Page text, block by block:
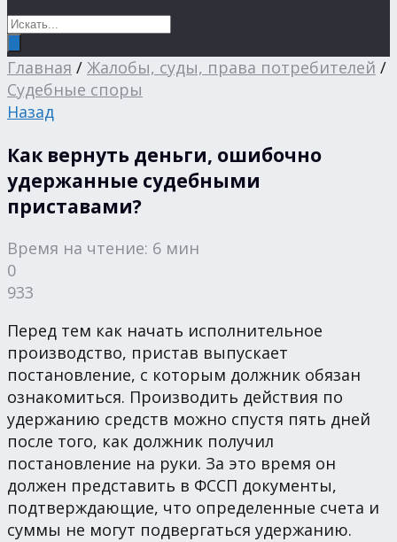
Главная / Жалобы, суды, права потребителей /
Судебные споры
Назад
Как вернуть деньги, ошибочно
удержанные судебными
приставами?
Время на чтение: 6 мин
0
933
Перед тем как начать исполнительное
производство, пристав выпускает
постановление, с которым должник обязан
ознакомиться. Производить действия по
удержанию средств можно спустя пять дней
после того, как должник получил
постановление на руки. За это время он
должен представить в ФССП документы,
подтверждающие, что определенные счета и
суммы не могут подвергаться удержанию.